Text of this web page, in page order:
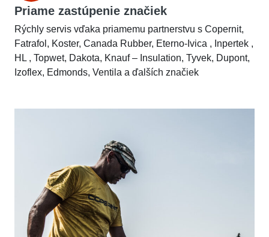
Priame zastúpenie značiek
Rýchly servis vďaka priamemu partnerstvu s Copernit,
Fatrafol, Koster, Canada Rubber, Eterno-Ivica , Inpertek ,
HL , Topwet, Dakota, Knauf – Insulation, Tyvek, Dupont,
Izoflex, Edmonds, Ventila a ďalších značiek